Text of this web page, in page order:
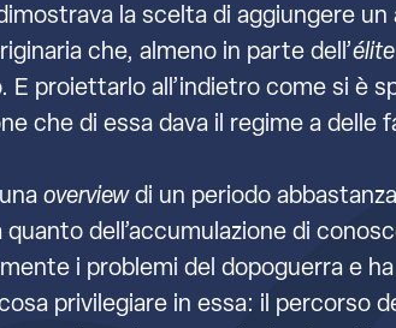
la scelta di aggiungere
che, almeno in parte dell’élite
E proiettarlo all’indietro come si è
che di essa dava il regime a
overview di un periodo
dell’accumulazione di
i problemi del dopoguerra e
privilegiare in essa: il percorso